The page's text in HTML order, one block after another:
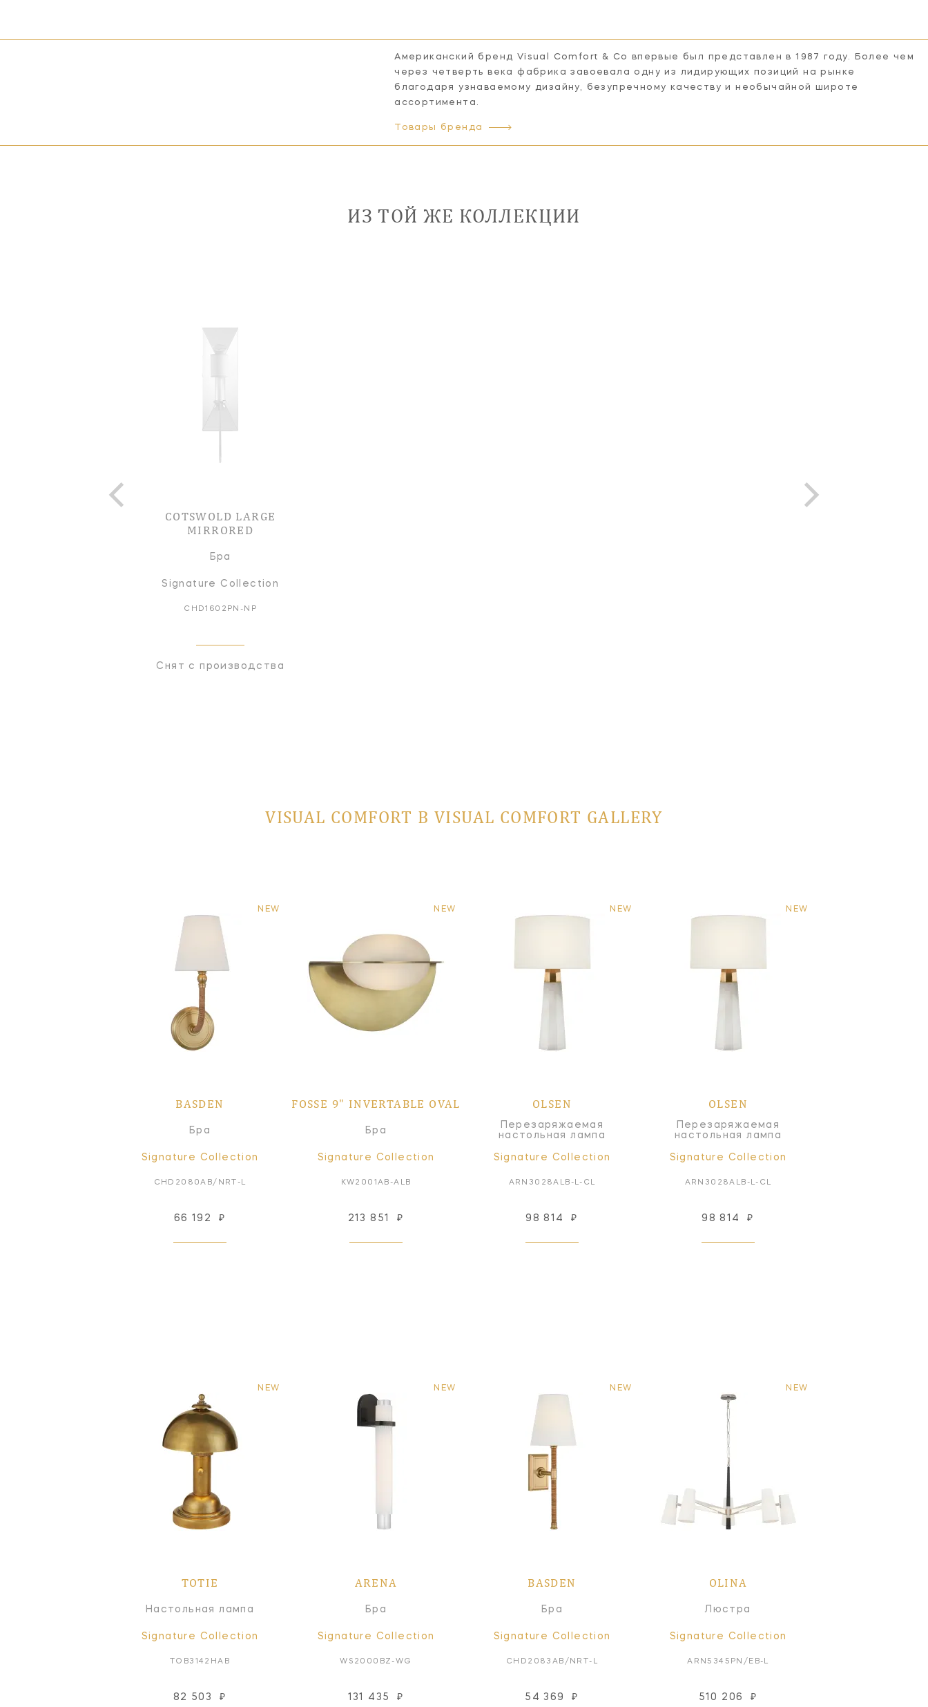
Американский бренд Visual Comfort & Co впервые был представлен в 1987 году. Более чем
через четверть века фабрика завоевала одну из лидирующих позиций на рынке
благодаря узнаваемому дизайну, безупречному качеству и необычайной широте
ассортимента.
Товары бренда
ИЗ ТОЙ ЖЕ КОЛЛЕКЦИИ
COTSWOLD LARGE
MIRRORED
Бра
Signature Collection
CHD1602PN-NP
Снят с производства
VISUAL COMFORT В VISUAL COMFORT GALLERY
NEW
BASDEN
Бра
Signature Collection
CHD2080AB/NRT-L
66 192 ₽
NEW
FOSSE 9" INVERTABLE OVAL
Бра
Signature Collection
KW2001AB-ALB
213 851 ₽
NEW
OLSEN
Перезаряжаемая
настольная лампа
Signature Collection
ARN3028ALB-L-CL
98 814 ₽
NEW
OLSEN
Перезаряжаемая
настольная лампа
Signature Collection
ARN3028ALB-L-CL
98 814 ₽
NEW
TOTIE
Настольная лампа
Signature Collection
TOB3142HAB
82 503 ₽
NEW
ARENA
Бра
Signature Collection
WS2000BZ-WG
131 435 ₽
NEW
BASDEN
Бра
Signature Collection
CHD2083AB/NRT-L
54 369 ₽
NEW
OLINA
Люстра
Signature Collection
ARN5345PN/EB-L
510 206 ₽